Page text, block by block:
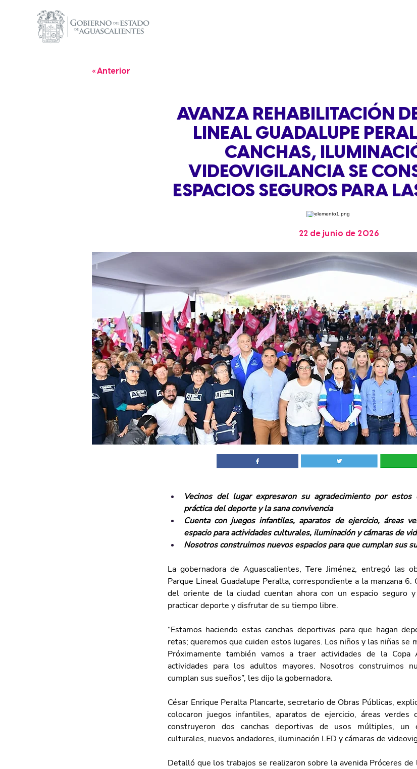
« Anterior
AVANZA REHABILITACIÓN
LINEAL GUADALUPE
CANCHAS,
VIDEOVIGILANCIA SE
ESPACIOS SEGUROS PARA
22 de junio de 2026
Vecinos del lugar expresaron su agradecimiento por estos
práctica del deporte y la sana convivencia
Cuenta con juegos infantiles, aparatos de ejercicio, áreas
espacio para actividades culturales, iluminación y cámaras de
Nosotros construimos nuevos espacios para que cumplan sus
La gobernadora de Aguascalientes, Tere Jiménez, entregó las
Parque Lineal Guadalupe Peralta, correspondiente a la manzana 6.
del oriente de la ciudad cuentan ahora con un espacio seguro
practicar deporte y disfrutar de su tiempo libre.
“Estamos haciendo estas canchas deportivas para que hagan
retas; queremos que cuiden estos lugares. Los niños y las niñas se
Próximamente también vamos a traer actividades de la Copa
actividades para los adultos mayores. Nosotros construimos
cumplan sus sueños”, les dijo la gobernadora.
César Enrique Peralta Plancarte, secretario de Obras Públicas,
colocaron juegos infantiles, aparatos de ejercicio, áreas verdes
construyeron dos canchas deportivas de usos múltiples, un
culturales, nuevos andadores, iluminación LED y cámaras de
Detalló que los trabajos se realizaron sobre la avenida Próceres de